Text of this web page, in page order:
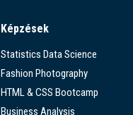
Képzések
Statistics Data Science
Fashion Photography
HTML & CSS Bootcamp
Business Analysis